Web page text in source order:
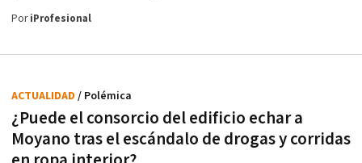
PoriProfesional
¿Puede el consorcio del edificio echar a
Moyano tras el escándalo de drogas y corridas
ACTUALIDAD / Polémica